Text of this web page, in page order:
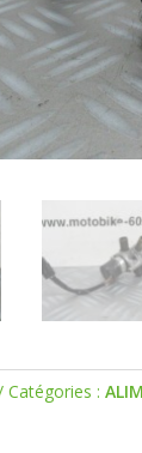
Catégories :